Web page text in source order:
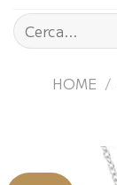
Cerca:
HOME /